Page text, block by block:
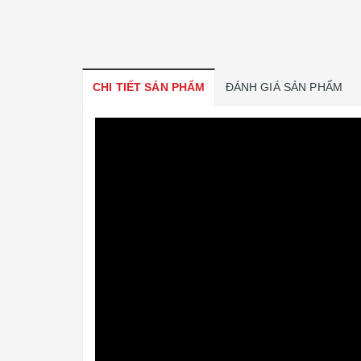
CHI TIẾT SẢN PHẨM ĐÁNH GIÁ SẢN PHẨM